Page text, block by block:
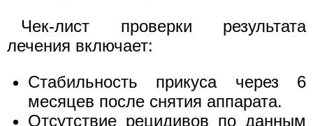
Чек-лист проверки результата
лечения включает:
Стабильность прикуса через 6
месяцев после снятия аппарата.
Отсутствие рецидивов по данным